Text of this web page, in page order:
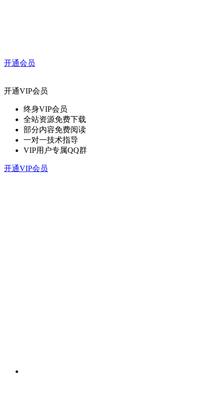
开通会员
开通VIP会员
终身VIP会员
全站资源免费下载
部分内容免费阅读
一对一技术指导
VIP用户专属QQ群
开通VIP会员